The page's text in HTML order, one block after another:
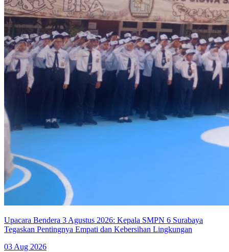
Upacara Bendera 3 Agustus 2026: Kepala SMPN 6 Surabaya
Tegaskan Pentingnya Empati dan Kebersihan Lingkungan
03 Aug 2026